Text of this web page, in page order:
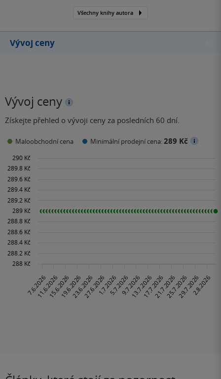
Všechny knihy autora
Vývoj ceny
Vývoj ceny
Získejte přehled o vývoji ceny za posledních 60 dní.
Maloobchodní cena Minimální prodejní cena:289 Kč